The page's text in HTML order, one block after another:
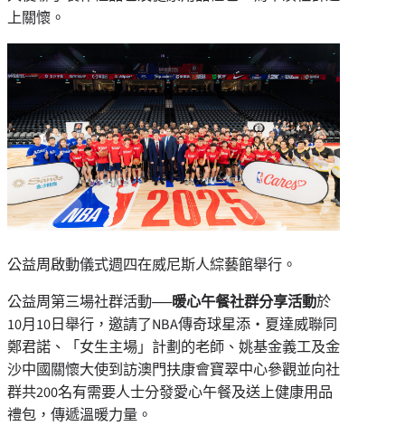
上關懷。
公益周啟動儀式週四在威尼斯人綜藝館舉行。
公益周第三場社群活動──暖心午餐社群分享活動於
10月10日舉行，邀請了NBA傳奇球星添‧夏達威聯同
鄭君諾、「女生主場」計劃的老師、姚基金義工及金
沙中國關懷大使到訪澳門扶康會寶翠中心參觀並向社
群共200名有需要人士分發愛心午餐及送上健康用品
禮包，傳遞溫暖力量。